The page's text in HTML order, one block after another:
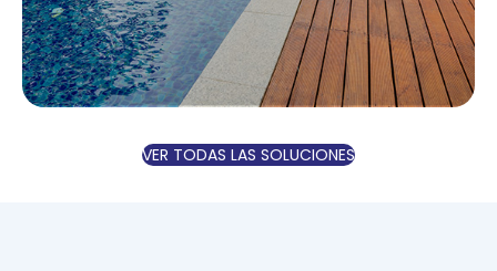
ALBERCASVER TODAS LAS SOLUCIONES